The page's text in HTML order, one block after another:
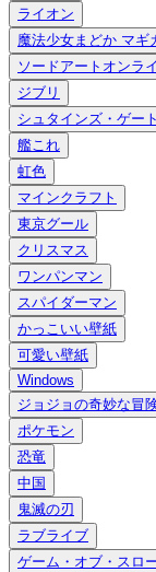
ライオン
魔法少女まどか マギ
ソードアートオンラ
ジブリ
シュタインズ・ゲート
艦これ
虹色
マインクラフト
東京グール
クリスマス
ワンパンマン
スパイダーマン
かっこいい壁紙
可愛い壁紙
Windows
ジョジョの奇妙な冒
ポケモン
恐竜
中国
鬼滅の刃
ラブライブ
ゲーム・オブ・スロ